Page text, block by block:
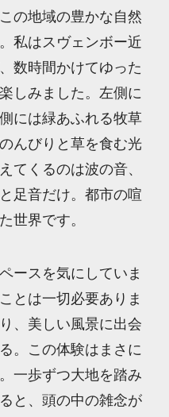
の地域の豊かな自然
私はスヴェンボー近
数時間かけてゆった
しみました。左側に
には緑あふれる牧草
んびりと草を食む光
てくるのは波の音、
足音だけ。都市の喧
世界です。
ースを気にしていま
とは一切必要ありま
、美しい風景に出会
。この体験はまさに
一歩ずつ大地を踏み
と、頭の中の雑念が